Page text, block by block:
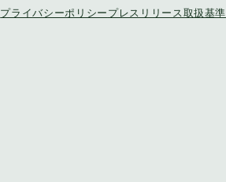
プライバシーポリシー プレスリリース取扱基準